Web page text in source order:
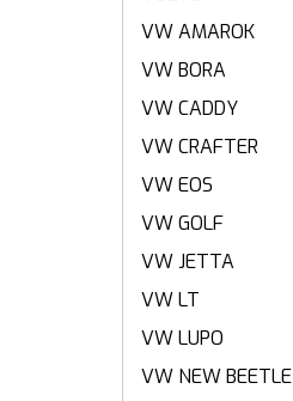
VW AMAROK
VW BORA
VW CADDY
VW CRAFTER
VW EOS
VW GOLF
VW JETTA
VW LT
VW LUPO
VW NEW BEETLE